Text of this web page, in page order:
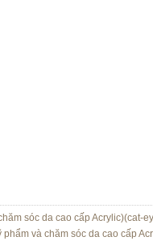
sóc da cao cấp Acrylic)(cat-
phẩm và chăm sóc da cao cấp